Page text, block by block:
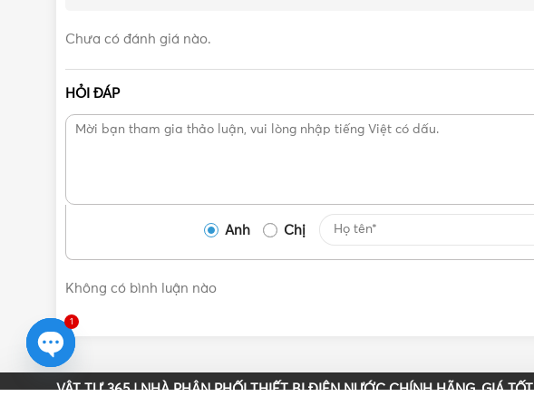
Chưa có đánh giá nào.
HỎI ĐÁP
Anh Chị
Không có bình luận nào
VẬT TƯ 365| NHÀ PHÂN PHỐI THIẾT BỊ ĐIỆN NƯỚC CHÍNH HÃNG, GIÁ TỐT
Open
1